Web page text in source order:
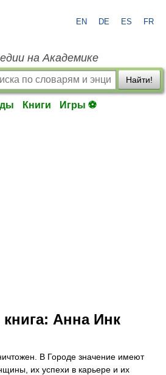
EN DE ES FR
на Академике
Найти!
Книги Игры ⚽
Анна Инк
В Городе значение имеют
их успехи в карьере и их